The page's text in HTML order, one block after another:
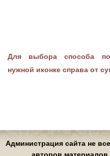
Для выбора способа
нужной иконке справа от
Администрация сайта не